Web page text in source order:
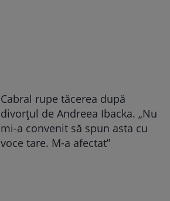
Cabral rupe tăcerea după
divorțul de Andreea Ibacka. „Nu
mi-a convenit să spun asta cu
voce tare. M-a afectat”